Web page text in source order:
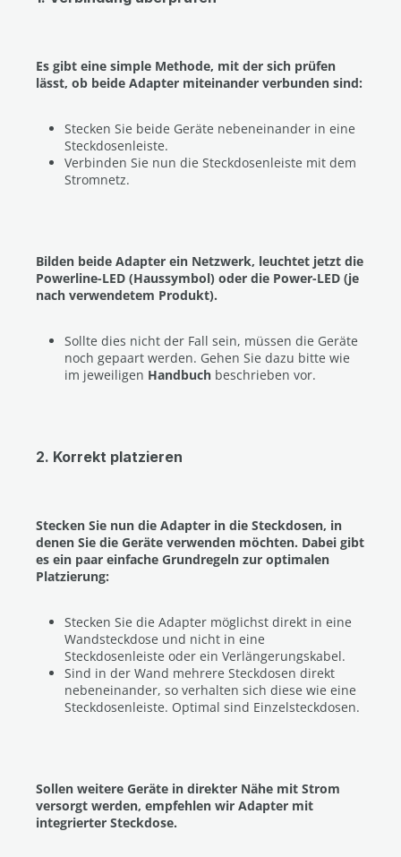
Es gibt eine simple Methode, mit der sich prüfen
lässt, ob beide Adapter miteinander verbunden sind:
Stecken Sie beide Geräte nebeneinander in eine
Steckdosenleiste.
Verbinden Sie nun die Steckdosenleiste mit dem
Stromnetz.
Bilden beide Adapter ein Netzwerk, leuchtet jetzt die
Powerline-LED (Haussymbol) oder die Power-LED (je
nach verwendetem Produkt).
Sollte dies nicht der Fall sein, müssen die Geräte
noch gepaart werden. Gehen Sie dazu bitte wie
im jeweiligen Handbuch beschrieben vor.
2. Korrekt platzieren
Stecken Sie nun die Adapter in die Steckdosen, in
denen Sie die Geräte verwenden möchten. Dabei gibt
es ein paar einfache Grundregeln zur optimalen
Platzierung:
Stecken Sie die Adapter möglichst direkt in eine
Wandsteckdose und nicht in eine
Steckdosenleiste oder ein Verlängerungskabel.
Sind in der Wand mehrere Steckdosen direkt
nebeneinander, so verhalten sich diese wie eine
Steckdosenleiste. Optimal sind Einzelsteckdosen.
Sollen weitere Geräte in direkter Nähe mit Strom
versorgt werden, empfehlen wir Adapter mit
integrierter Steckdose.